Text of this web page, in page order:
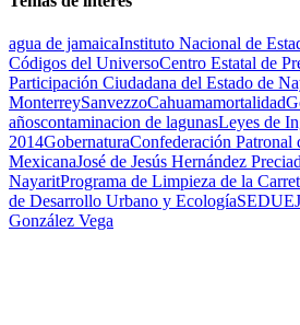
agua de jamaicaInstituto Nacional de
Códigos del UniversoCentro Estatal de
Participación Ciudadana del Estado de
MonterreySanvezzoCahuamamortalidad
añoscontaminacion de lagunasLeyes de
2014GobernaturaConfederación Patronal
MexicanaJosé de Jesús Hernández
NayaritPrograma de Limpieza de la
de Desarrollo Urbano y EcologíaSEDUE
González Vega